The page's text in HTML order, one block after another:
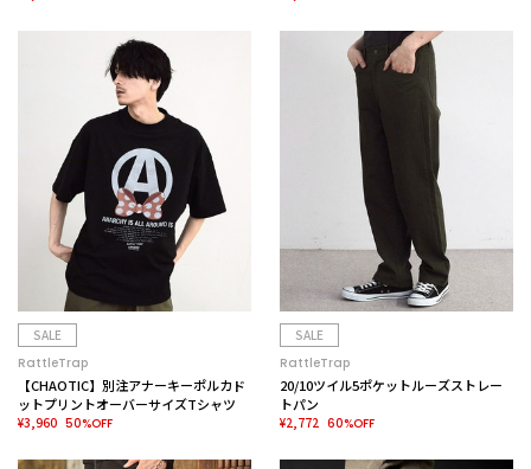
SALE
RattleTrap
【CHAOTIC】別注アナーキーポルカド
ットプリントオーバーサイズTシャツ
¥3,960 50%OFF
SALE
RattleTrap
20/10ツイル5ポケットルーズストレー
トパン
¥2,772 60%OFF